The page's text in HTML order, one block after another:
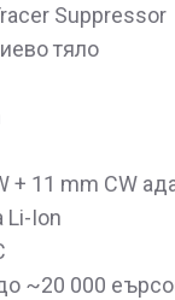
Suppressor
тяло
+ 11 mm CW
Li-Ion
~20 000